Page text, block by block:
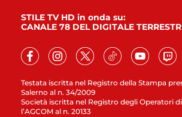
Testata iscritta nel Registro della Stampa
Salerno al n. 34/2009
Società iscritta nel Registro degli Operatori
l’AGCOM al n. 20133
STILE TV HD in onda su:
CANALE 78 DEL DIGITALE